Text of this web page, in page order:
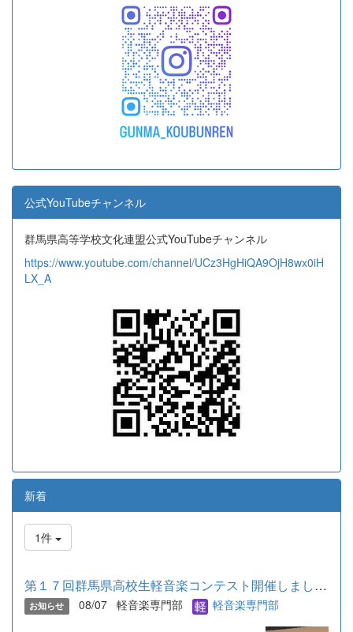
公式YouTubeチャンネル
群馬県高等学校文化連盟公式YouTubeチャンネル
https://www.youtube.com/channel/UCz3HgHiQA9OjH8wx0iH
LX_A
新着
1件
第１７回群馬県高校生軽音楽コンテスト開催しました。 結果は以...
お知らせ 08/07 軽音楽専門部 軽音楽専門部